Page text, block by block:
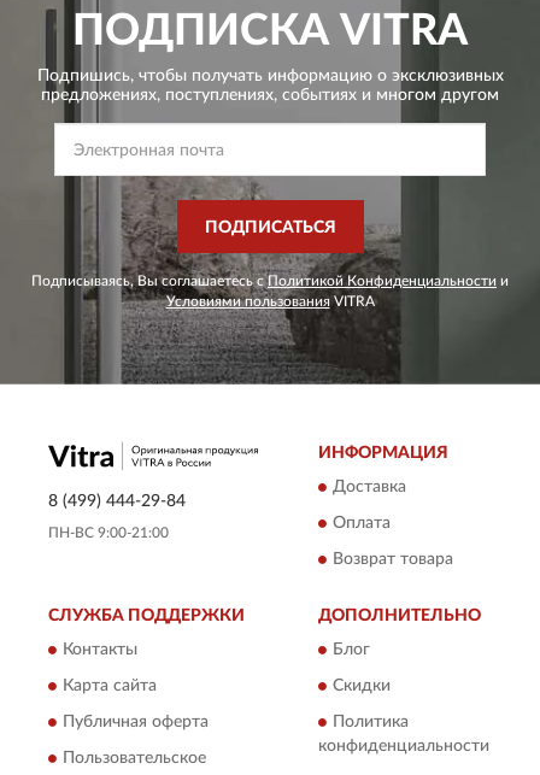
ПОДПИСКА VITRA
Подпишись, чтобы получать информацию о эксклюзивных
предложениях, поступлениях, событиях и многом другом
ПОДПИСАТЬСЯ
Подписываясь, Вы соглашаетесь сПолитикой Конфиденциальности и
Условиями пользованияVITRA
8 (499) 444-29-84
ПН-ВС 9:00-21:00
ИНФОРМАЦИЯ
Доставка
Оплата
Возврат товара
СЛУЖБА ПОДДЕРЖКИ
Контакты
Карта сайта
Публичная оферта
Пользовательское
ДОПОЛНИТЕЛЬНО
Блог
Скидки
Политика
конфиденциальности